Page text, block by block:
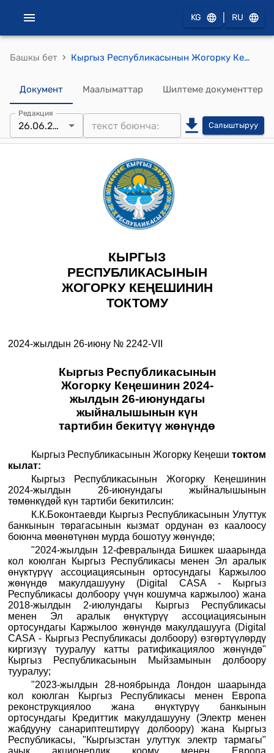
KG RU
Башкы бет › Кыргыз Республикасынын Жогорку Кеңешинин 2024-жылдын 26-июнундагы № 2242-VII "Кыргыз Республикасынын Жогорку Кеңешинин 2024-жылдын 26-июнундагы жыйналышынын күн тартибин бекитүү жөнүндө" токтому
Документ Маалыматтар Шилтеме документтер
Редакция
26.06.2024 Салыштыруу